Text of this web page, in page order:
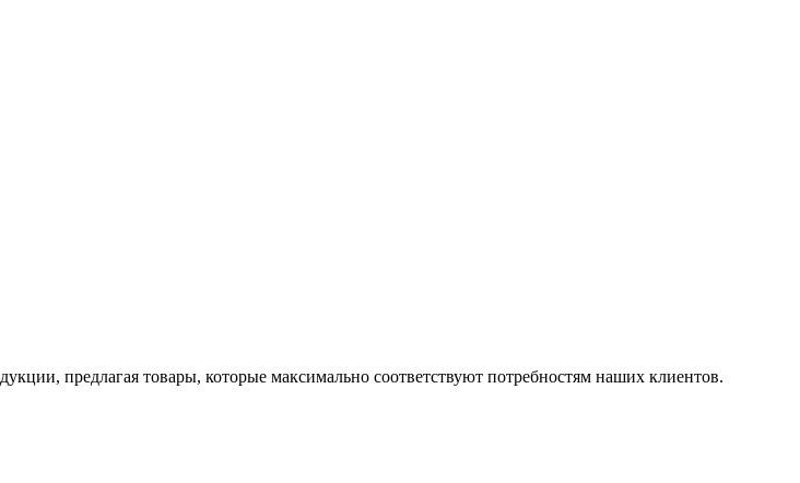
предлагая товары, которые максимально соответствуют потребностям наших клиентов.